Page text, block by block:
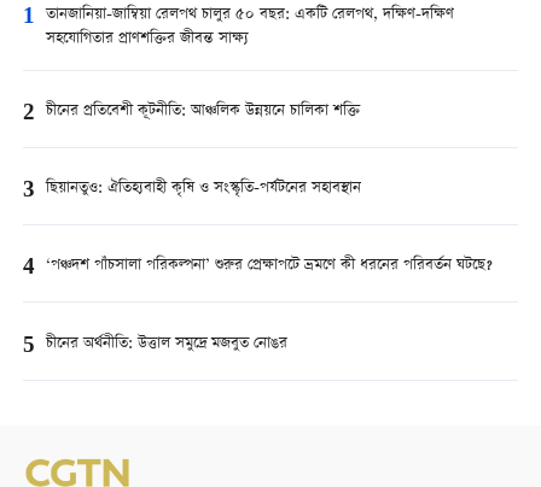
1 তানজানিয়া-জাম্বিয়া রেলপথ চালুর ৫০ বছর: একটি রেলপথ, দক্ষিণ-দক্ষিণ
সহযোগিতার প্রাণশক্তির জীবন্ত সাক্ষ্য
2 চীনের প্রতিবেশী কূটনীতি: আঞ্চলিক উন্নয়নে চালিকা শক্তি
3 ছিয়ানতুও: ঐতিহ্যবাহী কৃষি ও সংস্কৃতি-পর্যটনের সহাবস্থান
4 ‘পঞ্চদশ পাঁচসালা পরিকল্পনা’ শুরুর প্রেক্ষাপটে ভ্রমণে কী ধরনের পরিবর্তন ঘটছে?
5 চীনের অর্থনীতি: উত্তাল সমুদ্রে মজবুত নোঙর